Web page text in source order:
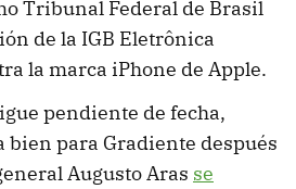
Tribunal Federal de Brasil
de la IGB Eletrônica
la marca iPhone de Apple.
pendiente de fecha,
bien para Gradiente después
Augusto Aras se